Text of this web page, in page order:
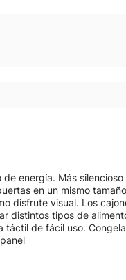
energía​. ​Más
en un mismo
disfrute visual. ​ Los
distintos tipos de
táctil de fácil uso​​.